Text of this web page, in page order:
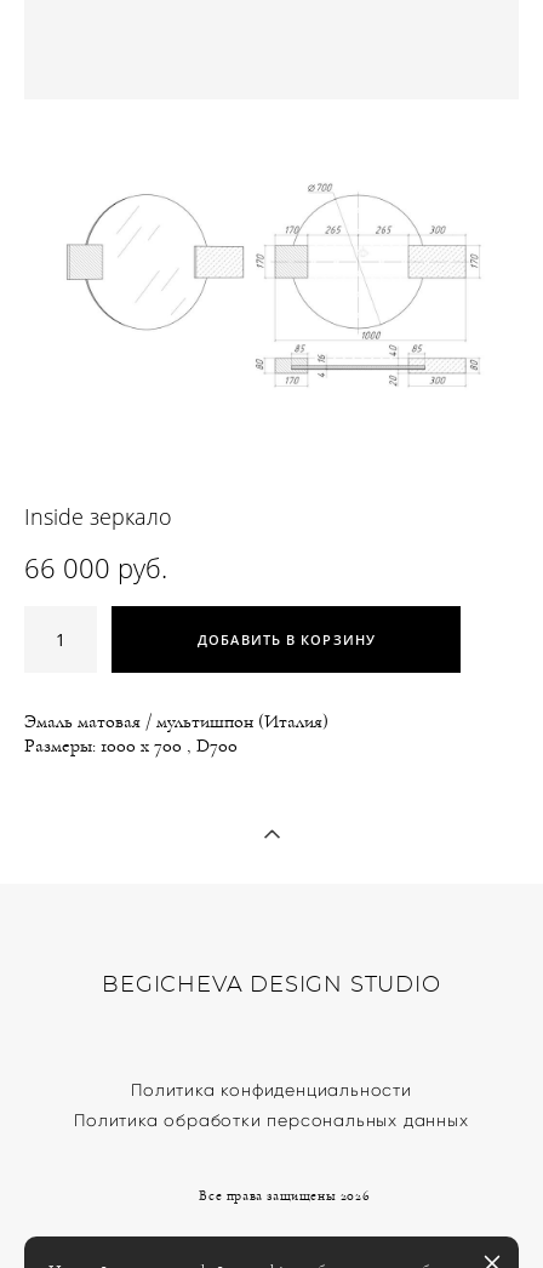
Inside зеркало
66 000 pуб.
ДОБАВИТЬ В КОРЗИНУ
Эмаль матовая / мультишпон (Италия)
Размеры: 1000 х 700 , D700
BEGICHEVA DESIGN STUDIO
Политика конфиденциальности
Политика обработки персональных данных
Все права защищены 2026